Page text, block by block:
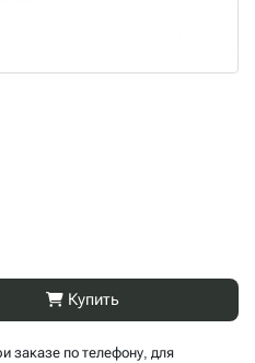
Купить
заказе по телефону, для